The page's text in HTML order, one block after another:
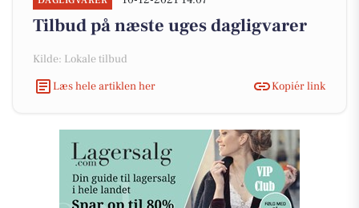
Tilbud på næste uges dagligvarer
Kilde: Lokale tilbud
Læs hele artiklen her
Kopiér link